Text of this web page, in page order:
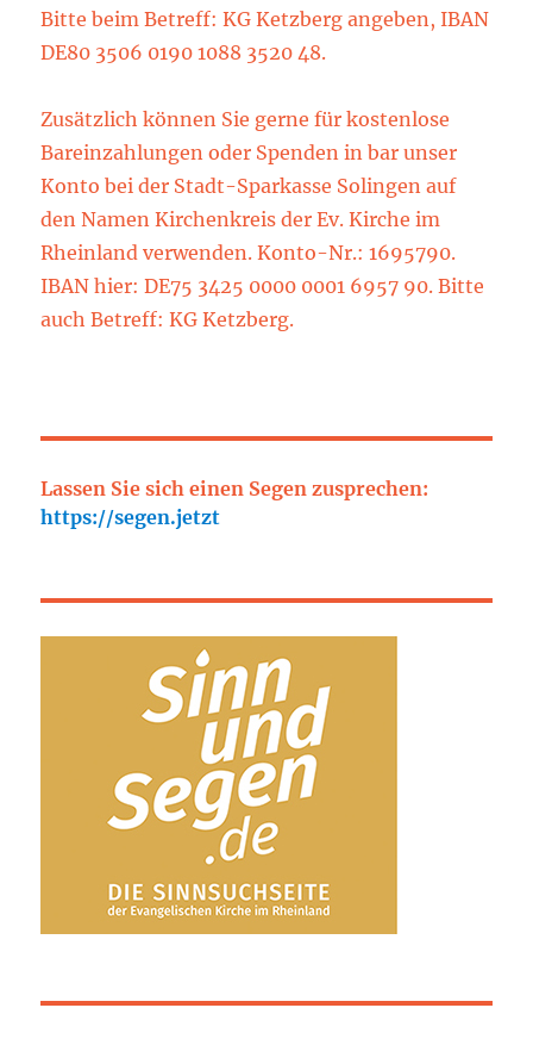
Bitte beim Betreff: KG Ketzberg angeben, IBAN
DE80 3506 0190 1088 3520 48.
Zusätzlich können Sie gerne für kostenlose
Bareinzahlungen oder Spenden in bar unser
Konto bei der Stadt-Sparkasse Solingen auf
den Namen Kirchenkreis der Ev. Kirche im
Rheinland verwenden. Konto-Nr.: 1695790.
IBAN hier: DE75 3425 0000 0001 6957 90. Bitte
auch Betreff: KG Ketzberg.
Lassen Sie sich einen Segen zusprechen:
https://segen.jetzt